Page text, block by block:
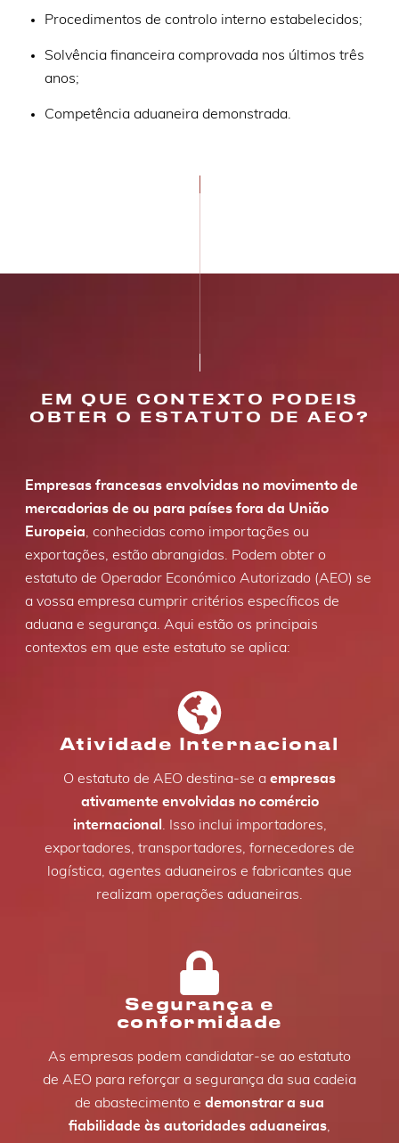
Procedimentos de controlo interno estabelecidos;
Solvência financeira comprovada nos últimos três
anos;
Competência aduaneira demonstrada.
EM QUE CONTEXTO PODEIS
OBTER O ESTATUTO DE AEO?
Empresas francesas envolvidas no movimento de
mercadorias de ou para países fora da União
Europeia, conhecidas como importações ou
exportações, estão abrangidas. Podem obter o
estatuto de Operador Económico Autorizado (AEO) se
a vossa empresa cumprir critérios específicos de
aduana e segurança. Aqui estão os principais
contextos em que este estatuto se aplica:
Atividade Internacional
O estatuto de AEO destina-se a empresas
ativamente envolvidas no comércio
internacional
. Isso inclui importadores,
exportadores, transportadores, fornecedores de
logística, agentes aduaneiros e fabricantes que
realizam operações aduaneiras.
Segurança e
conformidade
As empresas podem candidatar-se ao estatuto
de AEO para reforçar a segurança da sua cadeia
de abastecimento e demonstrar a sua
fiabilidade às autoridades aduaneiras